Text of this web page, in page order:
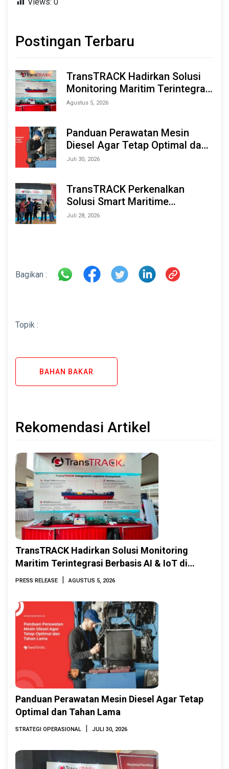
Postingan Terbaru
TransTRACK Hadirkan Solusi
Monitoring Maritim Terintegrasi
Berbasis AI & IoT di Indonesia
Agustus 5, 2026
Panduan Perawatan Mesin
Diesel Agar Tetap Optimal dan
Tahan Lama
Juli 30, 2026
TransTRACK Perkenalkan
Solusi Smart Maritime
Monitoring Berbasis AI dan IoT
Juli 28, 2026
Bagikan :
Topik :
BAHAN BAKAR
Rekomendasi Artikel
TransTRACK Hadirkan Solusi Monitoring
Maritim Terintegrasi Berbasis AI & IoT di
Indonesia Marine & Offshore Expo (IMOX)
PRESS RELEASE | AGUSTUS 5, 2026
Panduan Perawatan Mesin Diesel Agar Tetap
Optimal dan Tahan Lama
STRATEGI OPERASIONAL | JULI 30, 2026